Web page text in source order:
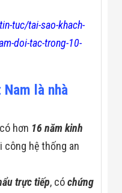
tuc/tai-sao-khach-
doi-tac-trong-10-
là nhà
hơn 16 năm kinh
công hệ thống an
trực tiếp, cóchứng